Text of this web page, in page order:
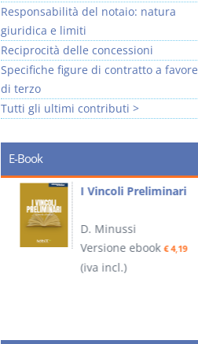
Responsabilità del notaio: natura
giuridica e limiti
Reciprocità delle concessioni
Specifiche figure di contratto a favore
di terzo
Tutti gli ultimi contributi >
E-Book
I Vincoli Preliminari
D. Minussi
Versione ebook€ 4,19
(iva incl.)